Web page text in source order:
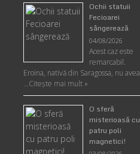
Ochii statuii
Fecioarei
sângerează
04/08/2026
Acest caz este
remarcabil.
Eroina, nativă din Saragossa, nu avea
…Citeşte mai mult »
O sferă
misterioasă cu
patru poli
magnetici!